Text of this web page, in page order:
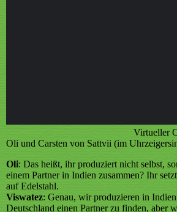
Virtueller Coffeetalk
Oli und Carsten von Sattvii (im
Oli: Das heißt, ihr produziert nicht selbst,
einem Partner in Indien zusammen? Ihr
auf Edelstahl.
Viswatez: Genau, wir produzieren in
Deutschland einen Partner zu finden, aber